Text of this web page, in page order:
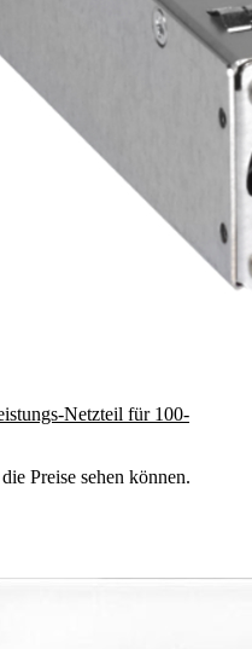
Netzteil für 100-
Preise sehen können.